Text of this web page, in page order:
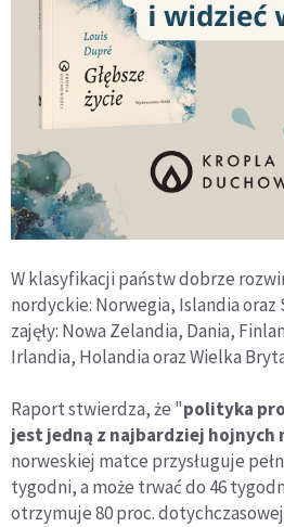
W klasyfikacji państw dobrze
nordyckie: Norwegia, Islandia oraz
zajęły: Nowa Zelandia, Dania,
Irlandia, Holandia oraz Wielka
Raport stwierdza, że "polityka
jest jedną z najbardziej hojnych
norweskiej matce przysługuje
tygodni, a może trwać do 46
otrzymuje 80 proc.